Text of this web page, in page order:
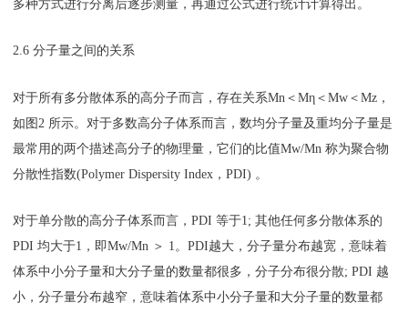
多种方式进行分离后逐步测量，再通过公式进行统计计算得出。
2.6 分子量之间的关系
对于所有多分散体系的高分子而言，存在关系Mn＜Mη＜Mw＜Mz，
如图2 所示。对于多数高分子体系而言，数均分子量及重均分子量是
最常用的两个描述高分子的物理量，它们的比值Mw/Mn 称为聚合物
分散性指数(Polymer Dispersity Index，PDI) 。
对于单分散的高分子体系而言，PDI 等于1; 其他任何多分散体系的
PDI 均大于1，即Mw/Mn ＞ 1。PDI越大，分子量分布越宽，意味着
体系中小分子量和大分子量的数量都很多，分子分布很分散; PDI 越
小，分子量分布越窄，意味着体系中小分子量和大分子量的数量都